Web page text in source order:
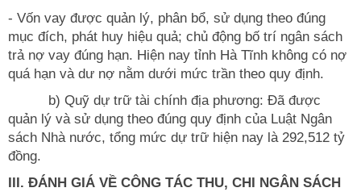
- Vốn vay được quản lý, phân bổ, sử dụng theo đúng
mục đích, phát huy hiệu quả; chủ động bố trí ngân sách
trả nợ vay đúng hạn. Hiện nay tỉnh Hà Tĩnh không có nợ
quá hạn và dư nợ nằm dưới mức trần theo quy định.
b) Quỹ dự trữ tài chính địa phương: Đã được
quản lý và sử dụng theo đúng quy định của Luật Ngân
sách Nhà nước, tổng mức dự trữ hiện nay là 292,512 tỷ
đồng.
III. ĐÁNH GIÁ VỀ CÔNG TÁC THU, CHI NGÂN SÁCH